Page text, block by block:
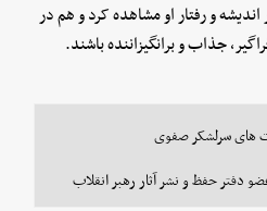
و رفتار او مشاهده کرد و هم در
جذاب و برانگیزاننده باشند.
های سرلشکر صفوی
دفتر حفظ و نشر آثار رهبر انقلاب